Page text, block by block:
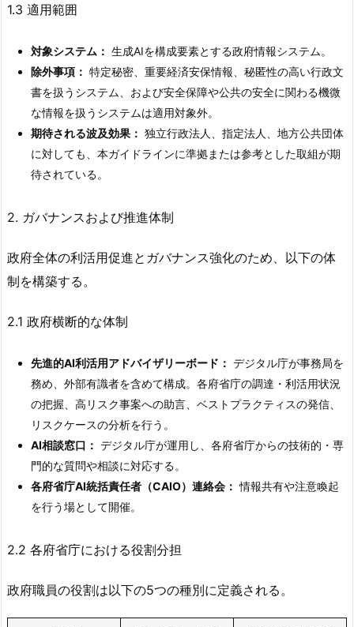
1.3 適用範囲
対象システム： 生成AIを構成要素とする政府情報システム。
除外事項： 特定秘密、重要経済安保情報、秘匿性の高い行政文
書を扱うシステム、および安全保障や公共の安全に関わる機微
な情報を扱うシステムは適用対象外。
期待される波及効果： 独立行政法人、指定法人、地方公共団体
に対しても、本ガイドラインに準拠または参考とした取組が期
待されている。
2. ガバナンスおよび推進体制
政府全体の利活用促進とガバナンス強化のため、以下の体
制を構築する。
2.1 政府横断的な体制
先進的AI利活用アドバイザリーボード： デジタル庁が事務局を
務め、外部有識者を含めて構成。各府省庁の調達・利活用状況
の把握、高リスク事案への助言、ベストプラクティスの発信、
リスクケースの分析を行う。
AI相談窓口： デジタル庁が運用し、各府省庁からの技術的・専
門的な質問や相談に対応する。
各府省庁AI統括責任者（CAIO）連絡会： 情報共有や注意喚起
を行う場として開催。
2.2 各府省庁における役割分担
政府職員の役割は以下の5つの種別に定義される。